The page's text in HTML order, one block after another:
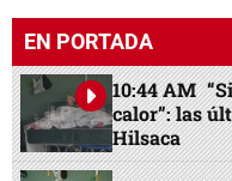
EN PORTADA
10:44 AM
calor”: las
Hilsaca